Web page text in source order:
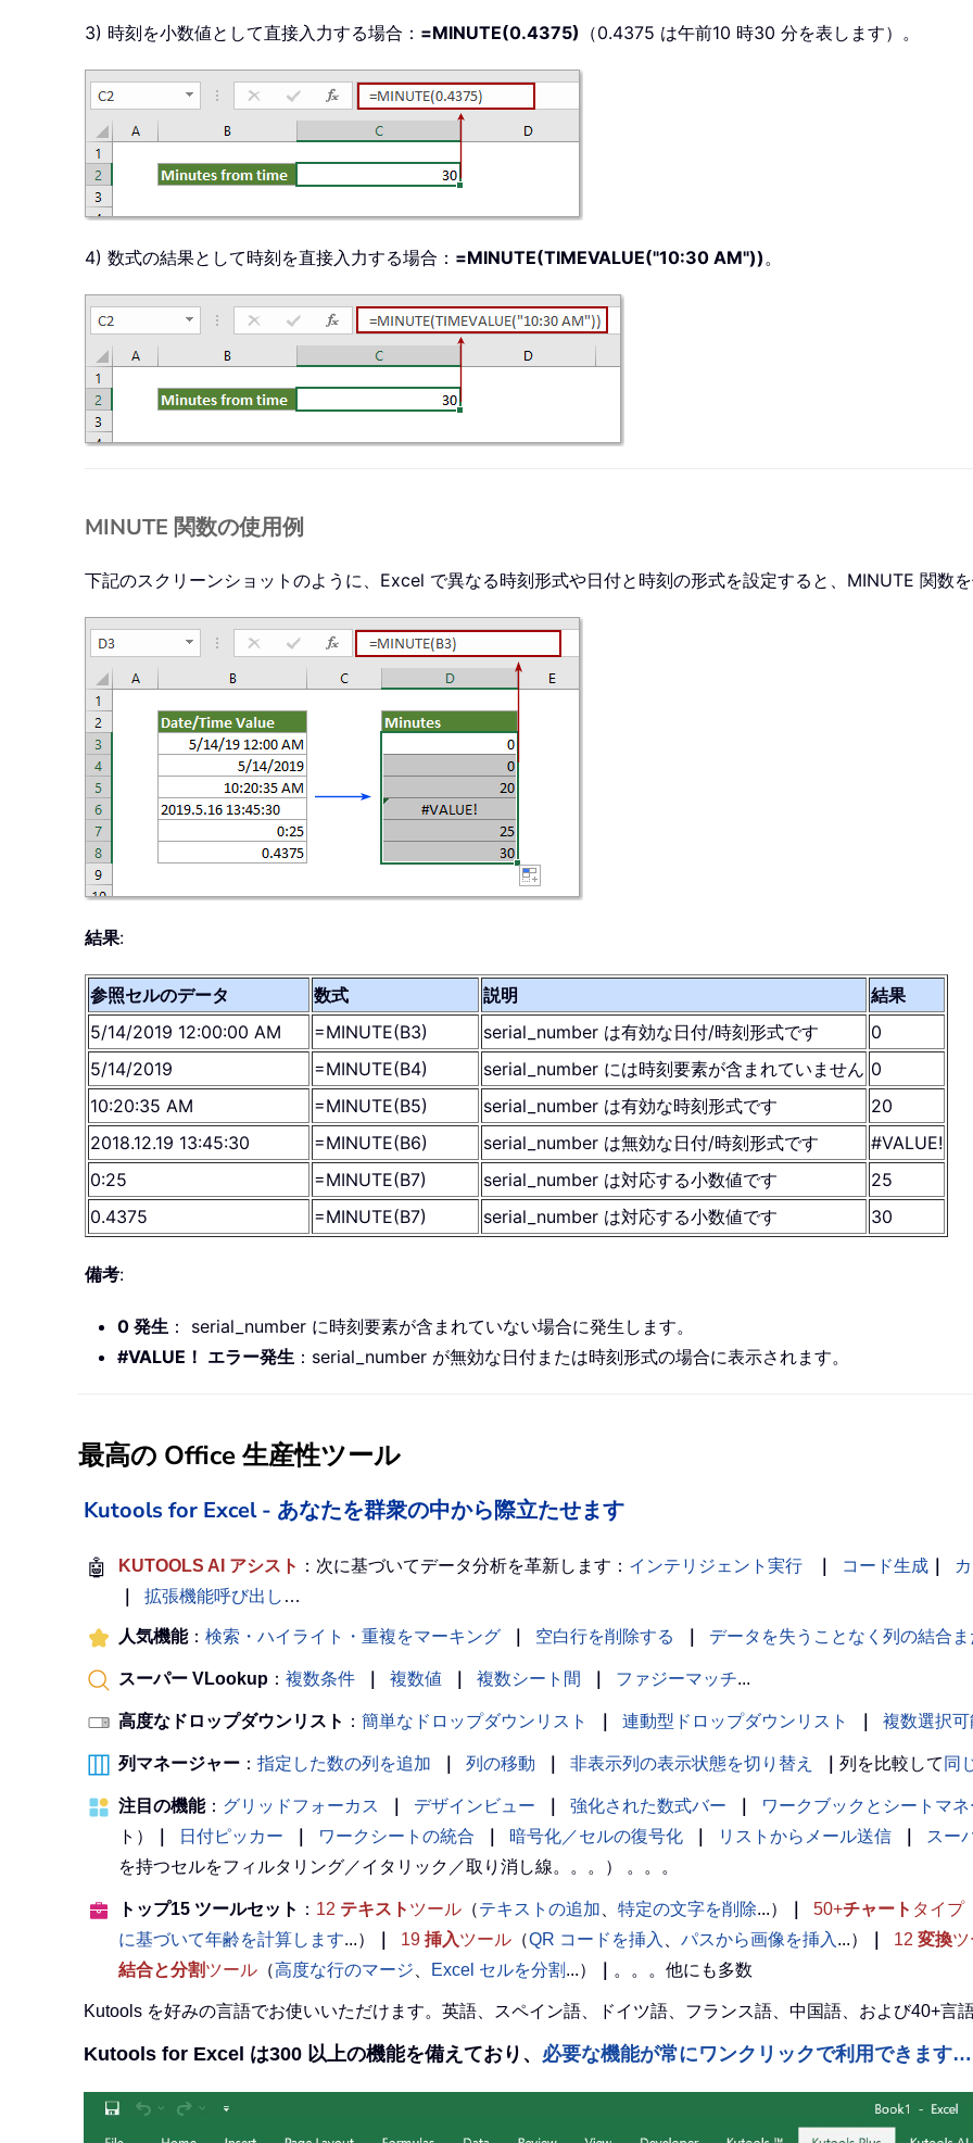
3) 時刻を小数値として直接入力する場合： =MINUTE(0.4375) （0.4375 は午前10 時30 分を表します）。
4) 数式の結果として時刻を直接入力する場合： =MINUTE(TIMEVALUE("10:30 AM"))。
MINUTE 関数の使用例
下記のスクリーンショットのように、Excel で異なる時刻形式や日付と時刻の形式を設定すると、MINUTE 関数
結果:
参照セルのデータ 数式 説明
結果
5/14/2019 12:00:00 AM
=MINUTE(B3) serial_number は有効な日付/時刻形式です
0
5/14/2019
=MINUTE(B4) serial_number には時刻要素が含まれていません 0
10:20:35 AM
=MINUTE(B5) serial_number は有効な時刻形式です
20
2018.12.19 13:45:30
=MINUTE(B6) serial_number は無効な日付/時刻形式です
#VALUE!
0:25
=MINUTE(B7) serial_number は対応する小数値です
25
0.4375
=MINUTE(B7) serial_number は対応する小数値です 30
備考:
0 発生 ： serial_number に時刻要素が含まれていない場合に発生します。
#VALUE！ エラー発生 ：serial_number が無効な日付または時刻形式の場合に表示されます。
最高の Office 生産性ツール
Kutools for Excel - あなたを群衆の中から際立たせます
🤖 KUTOOLS AI アシスト ：次に基づいてデータ分析を革新します： インテリジェント実行 コード生成
拡張機能呼び出し …
人気機能： 検索・ハイライト・重複をマーキング 空白行を削除する データを失うことなく列の結合
スーパー VLookup ： 複数条件 複数値 複数シート間 ファジーマッチ...
高度なドロップダウンリスト ： 簡単なドロップダウンリスト 連動型ドロップダウンリスト 複数選択
列マネージャー ： 指定した数の列を追加 列の移動 非表示列の表示状態を切り替え 列を比較して 同
注目の機能： グリッドフォーカス デザインビュー 強化された数式バー ワークブックとシートマ
ト）
日付ピッカー ワークシートの統合 暗号化／セルの復号化 リストからメール送信 スー
を持つセルをフィルタリング／イタリック／取り消し線。。。） 。。。
トップ15 ツールセット ： 12 テキスト ツール （テキストの追加 特定の文字を削除...） 50+チャート タイプ
に基づいて年齢を計算します...） 19 挿入ツール （QR コードを挿入 パスから画像を挿入 ...） 12 変換
結合と分割ツール （高度な行のマージ Excel セルを分割 ...） 。。。他にも多数
Kutools を好みの言語でお使いいただけます。英語、スペイン語、ドイツ語、フランス語、中国語、および40+言
Kutools for Excel は300 以上の機能を備えており、 必要な機能が常にワンクリックで利用できます…